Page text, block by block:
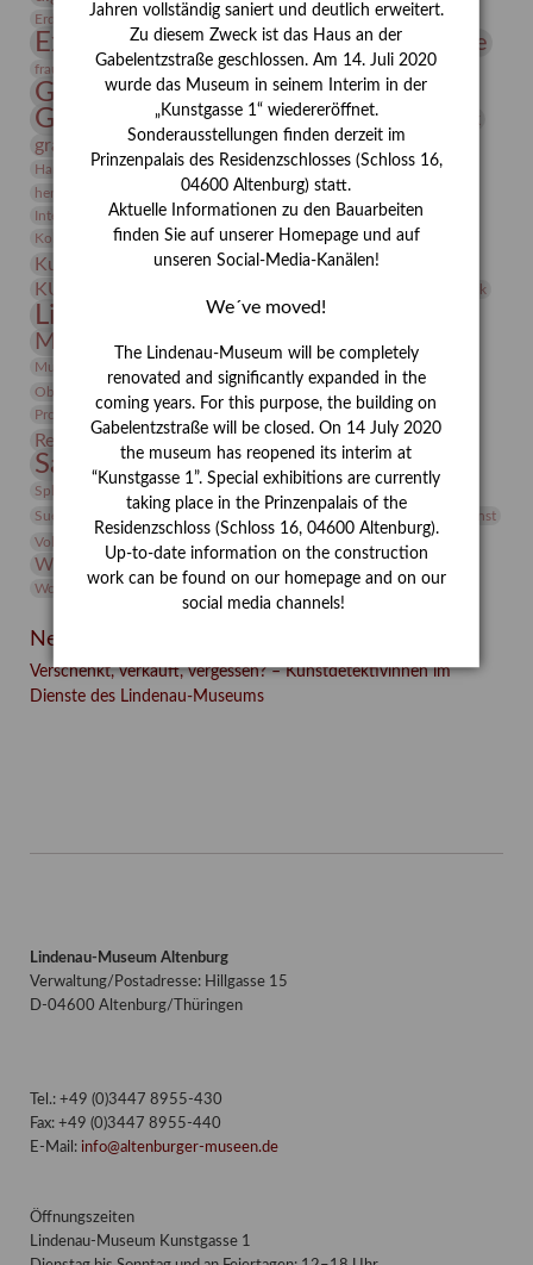
Erdmann Julius Dietrich
Erlebnisportal estrusker Exlibris
Expressionismus Festrede Florenz Fotografie
frauen Frauen in der Antike und heute
Gerhard-Altenbourg-Preis
Gerhard Altenbourg
Gerhard Kurt Müller
grafische sammlung griechische Mythologie
Hanns-Conon von der Gabelentz Heinrich Kirchhoff Heldinnen
herman de vries Humboldt
Insekten
Integriertes Schädlingsmanagement
Italien Jahresempfang
Jubiläum
Kolosseum
Kooperationsausstellung Korkmodelle Kunst
Kunstmuseum Kunstvermittlung Kunst von Kühl
KUNSTWAND Lehmbruck
Lindenau-Museum Marstall
Museumsgeschichte Museumsnacht
Museumspädagogik Natur
Neue Remise
Objekt im Fokus
Peter Schnürpel Phelloplastik
Provenienz
Provenienzforschung
Restaurierung Ruth Wolf-Rehfeld
Sammlung Samstagszeichner
Sphinx
studio Studio Bildende Kunst
studioDIGITAL
Suermondt-Ludwig-Museum
Vermittlung
Videokunst
Volontariat
Weihnachten
Werkbetrachtung Wissenschaft
Wolf und Hund
Zirkuswoche
Neueste Beiträge
Verschenkt, verkauft, vergessen? – Kunstdetektivinnen im
Dienste des Lindenau-Museums
Lindenau-Museum Altenburg
Verwaltung/Postadresse: Hillgasse 15
D-04600 Altenburg/Thüringen
Tel.: +49 (0)3447 8955-430
Fax: +49 (0)3447 8955-440
E-Mail: info@altenburger-museen.de
Öffnungszeiten
Lindenau-Museum Kunstgasse 1
Jahren vollständig saniert und deutlich erweitert.
Zu diesem Zweck ist das Haus an der
Gabelentzstraße geschlossen. Am 14. Juli 2020
wurde das Museum in seinem Interim in der
„Kunstgasse 1“ wiedereröffnet.
Sonderausstellungen finden derzeit im
Prinzenpalais des Residenzschlosses (Schloss 16,
04600 Altenburg) statt.
Aktuelle Informationen zu den Bauarbeiten
finden Sie auf unserer Homepage und auf
unseren Social-Media-Kanälen!
We´ve moved!
The Lindenau-Museum will be completely
renovated and significantly expanded in the
coming years. For this purpose, the building on
Gabelentzstraße will be closed. On 14 July 2020
the museum has reopened its interim at
“Kunstgasse 1”. Special exhibitions are currently
taking place in the Prinzenpalais of the
Residenzschloss (Schloss 16, 04600 Altenburg).
Up-to-date information on the construction
work can be found on our homepage and on our
social media channels!